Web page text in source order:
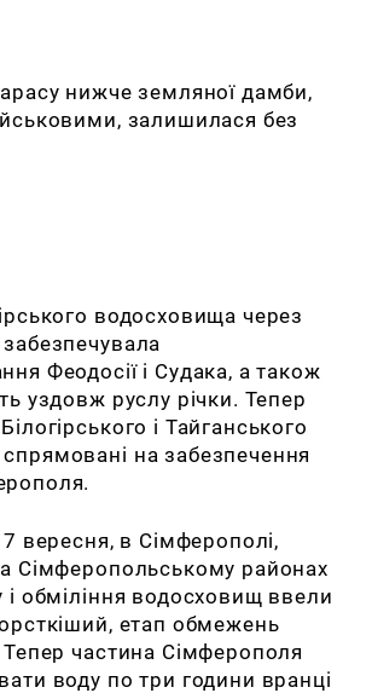
нижче земляної дамби,
залишилася без
водосховища через
Феодосії і Судака, а також
уздовж руслу річки. Тепер
і Тайганського
на забезпечення
вересня, в Сімферополі,
Сімферопольському районах
і обміління водосховищ ввели
етап обмежень
Тепер частина Сімферополя
воду по три години вранці